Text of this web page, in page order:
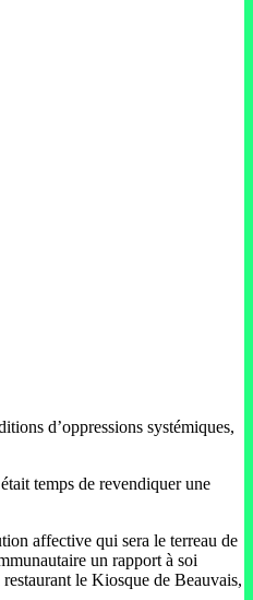
d’oppressions systémiques,
temps de revendiquer une
affective qui sera le terreau de
un rapport à soi
le Kiosque de Beauvais,